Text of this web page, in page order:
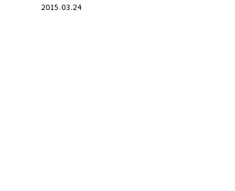
2015.03.24